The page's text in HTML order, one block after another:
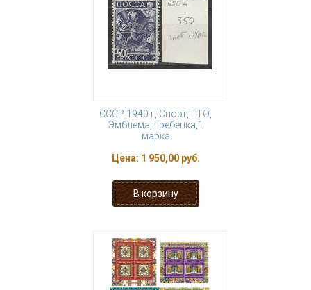
СССР 1940 г, Спорт, ГТО,
Эмблема, Гребенка,1
марка
Цена: 1 950,00 руб.